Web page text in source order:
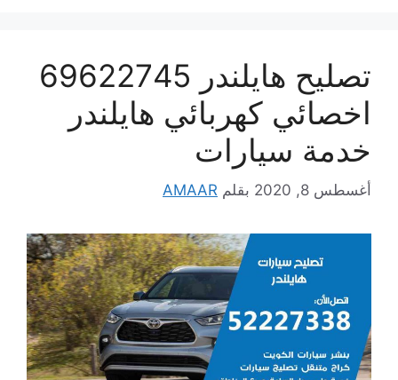
تصليح هايلندر 69622745
اخصائي كهربائي هايلندر
خدمة سيارات
أغسطس 8, 2020 بقلم AMAAR